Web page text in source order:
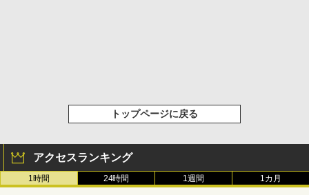
トップページに戻る
アクセスランキング
1時間 24時間 1週間 1カ月